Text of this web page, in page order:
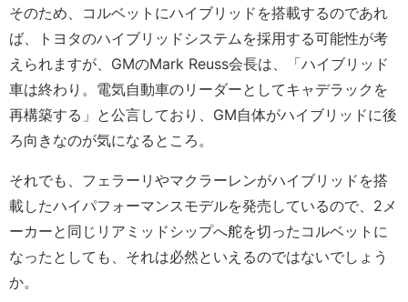
そのため、コルベットにハイブリッドを搭載するのであれ
ば、トヨタのハイブリッドシステムを採用する可能性が考
えられますが、GMのMark Reuss会長は、「ハイブリッド
車は終わり。電気自動車のリーダーとしてキャデラックを
再構築する」と公言しており、GM自体がハイブリッドに後
ろ向きなのが気になるところ。
それでも、フェラーリやマクラーレンがハイブリッドを搭
載したハイパフォーマンスモデルを発売しているので、2メ
ーカーと同じリアミッドシップへ舵を切ったコルベットに
なったとしても、それは必然といえるのではないでしょう
か。